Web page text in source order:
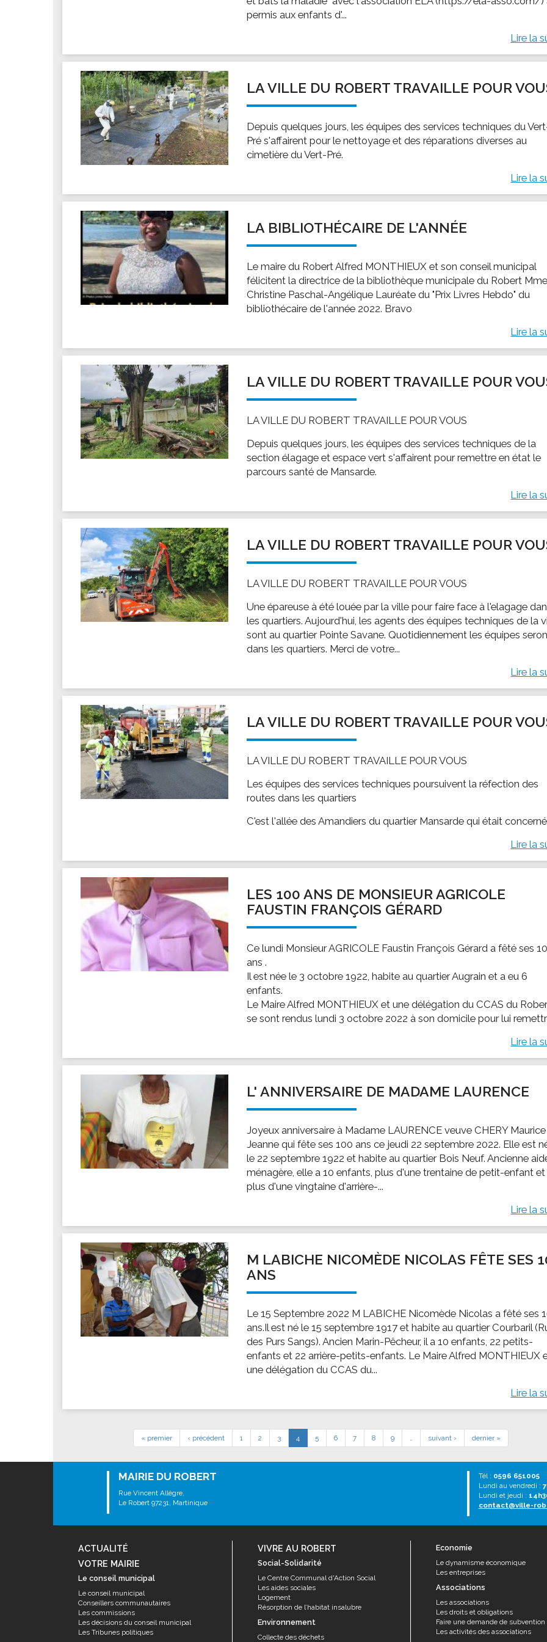
VIE PRATIQUE
Les espaces numériques
Infos baignade
Infos sargasse
Toilettes publiques
Le funéraire
Numéros d'urgence
SANTÉ
Annuaire santé
permis aux enfants d'...
Lire la
LA VILLE DU ROBERT TRAVAILLE POUR
Depuis quelques jours, les équipes des services techniques du
Pré s'affairent pour le nettoyage et des réparations diverses au
cimetière du Vert-Pré.
Lire la
LA BIBLIOTHÉCAIRE DE L'ANNÉE
Le maire du Robert Alfred MONTHIEUX et son conseil municipal
félicitent la directrice de la bibliothèque municipale du Robert Mme
Christine Paschal-Angélique Lauréate du "Prix Livres Hebdo" du
bibliothécaire de l'année 2022. Bravo
Lire la
LA VILLE DU ROBERT TRAVAILLE POUR
LA VILLE DU ROBERT TRAVAILLE POUR VOUS
Depuis quelques jours, les équipes des services techniques de la
section élagage et espace vert s'affairent pour remettre en état le
parcours santé de Mansarde.
Lire la
LA VILLE DU ROBERT TRAVAILLE POUR
LA VILLE DU ROBERT TRAVAILLE POUR VOUS
Une épareuse à été louée par la ville pour faire face à l'elagage
les quartiers. Aujourd'hui, les agents des équipes techniques de la
sont au quartier Pointe Savane. Quotidiennement les équipes
dans les quartiers. Merci de votre...
Lire la
LA VILLE DU ROBERT TRAVAILLE POUR
LA VILLE DU ROBERT TRAVAILLE POUR VOUS
Les équipes des services techniques poursuivent la réfection des
routes dans les quartiers
C'est l'allée des Amandiers du quartier Mansarde qui était
Lire la
LES 100 ANS DE MONSIEUR AGRICOLE
FAUSTIN FRANÇOIS GÉRARD
Ce lundi Monsieur AGRICOLE Faustin François Gérard a fêté ses
ans .
Il est née le 3 octobre 1922, habite au quartier Augrain et a eu 6
enfants.
Le Maire Alfred MONTHIEUX et une délégation du CCAS du
se sont rendus lundi 3 octobre 2022 à son domicile pour lui
Lire la
L' ANNIVERSAIRE DE MADAME LAURENCE
Joyeux anniversaire à Madame LAURENCE veuve CHERY Maurice
Jeanne qui fête ses 100 ans ce jeudi 22 septembre 2022. Elle est
le 22 septembre 1922 et habite au quartier Bois Neuf. Ancienne
ménagère, elle a 10 enfants, plus d'une trentaine de petit-enfant et
plus d'une vingtaine d'arrière-...
Lire la
M LABICHE NICOMÈDE NICOLAS FÊTE SES
ANS
Le 15 Septembre 2022 M LABICHE Nicomède Nicolas a fêté ses
ans.Il est né le 15 septembre 1917 et habite au quartier Courbaril
des Purs Sangs). Ancien Marin-Pêcheur, il a 10 enfants, 22 petits-
enfants et 22 arrière-petits-enfants. Le Maire Alfred MONTHIEUX
une délégation du CCAS du...
Lire la
« premier ‹ précédent 1 2 3 4 5 6 7 8 9 suivant › dernier »
MAIRIE DU ROBERT
Rue Vincent Allègre,
Le Robert 97231, Martinique
Tél : 0596 651005
Lundi au vendredi :
Lundi et jeudi :
contact@ville-
ACTUALITÉ
VOTRE MAIRIE
Le conseil municipal
Le conseil municipal
Conseillers communautaires
Les commissions
Les décisions du conseil municipal
Les Tribunes politiques
VIVRE AU ROBERT
Social-Solidarité
Le Centre Communal d'Action Social
Les aides sociales
Logement
Résorption de l’habitat insalubre
Environnement
Collecte des déchets
Economie
Le dynamisme économique
Les entreprises
Associations
Les associations
Les droits et obligations
Faire une demande de subvention
Les activités des associations